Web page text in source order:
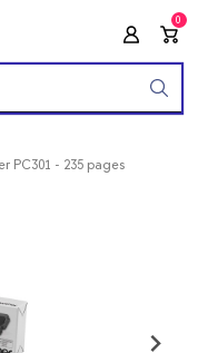
0
PC301 - 235 pages